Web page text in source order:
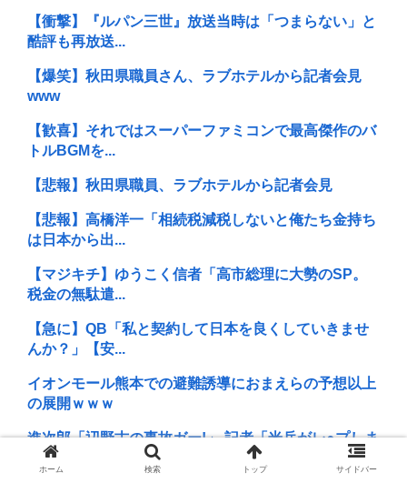
【衝撃】『ルパン三世』放送当時は「つまらない」と
酷評も再放送...
【爆笑】秋田県職員さん、ラブホテルから記者会見
www
【歓喜】それではスーパーファミコンで最高傑作のバ
トルBGMを...
【悲報】秋田県職員、ラブホテルから記者会見
【悲報】高橋洋一「相続税減税しないと俺たち金持ち
は日本から出...
【マジキチ】ゆうこく信者「高市総理に大勢のSP。
税金の無駄遣...
【急に】QB「私と契約して日本を良くしていきませ
んか？」【安...
イオンモール熊本での避難誘導におまえらの予想以上
の展開ｗｗｗ
進次郎「辺野古の事故ガー!」 記者「米兵がレ●プしま
したが?...
ホーム 検索 トップ サイドバー